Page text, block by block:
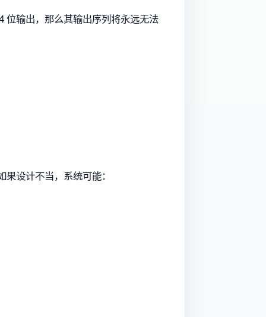
位输出，那么其输出序列将永远无法
设计不当，系统可能：